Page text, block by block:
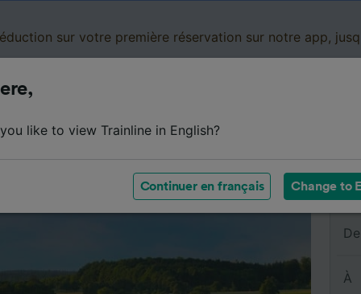
sur votre première réservation sur notre app,
De
À
like to view Trainline in English?
Continuer en français Change to